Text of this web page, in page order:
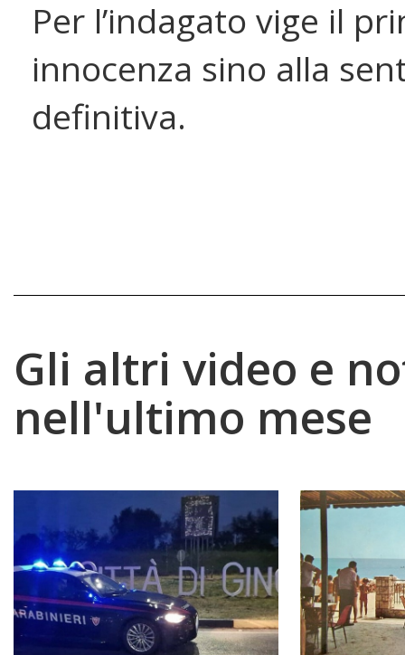
Per l’indagato vige il
innocenza sino alla
definitiva.
Gli altri video e
nell'ultimo mese